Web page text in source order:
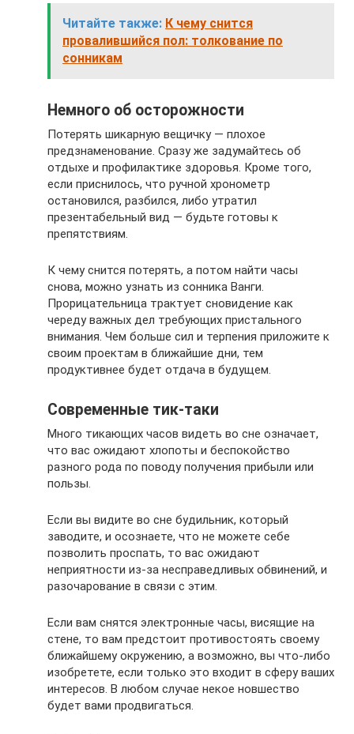
Читайте также: К чему снится
провалившийся пол: толкование по
сонникам
Немного об осторожности
Потерять шикарную вещичку — плохое
предзнаменование. Сразу же задумайтесь об
отдыхе и профилактике здоровья. Кроме того,
если приснилось, что ручной хронометр
остановился, разбился, либо утратил
презентабельный вид — будьте готовы к
препятствиям.
К чему снится потерять, а потом найти часы
снова, можно узнать из сонника Ванги.
Прорицательница трактует сновидение как
череду важных дел требующих пристального
внимания. Чем больше сил и терпения приложите к
своим проектам в ближайшие дни, тем
продуктивнее будет отдача в будущем.
Современные тик-таки
Много тикающих часов видеть во сне означает,
что вас ожидают хлопоты и беспокойство
разного рода по поводу получения прибыли или
пользы.
Если вы видите во сне будильник, который
заводите, и осознаете, что не можете себе
позволить проспать, то вас ожидают
неприятности из-за несправедливых обвинений, и
разочарование в связи с этим.
Если вам снятся электронные часы, висящие на
стене, то вам предстоит противостоять своему
ближайшему окружению, а возможно, вы что-либо
изобретете, если только это входит в сферу ваших
интересов. В любом случае некое новшество
будет вами продвигаться.